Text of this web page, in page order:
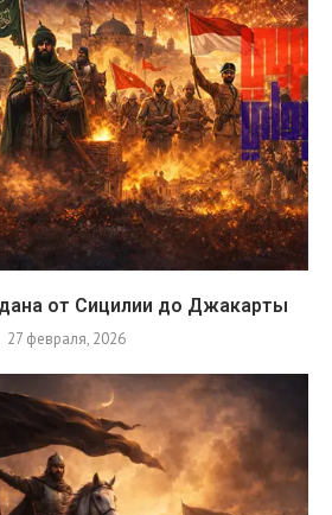
от Сицилии до Джакарты
27 февраля, 2026